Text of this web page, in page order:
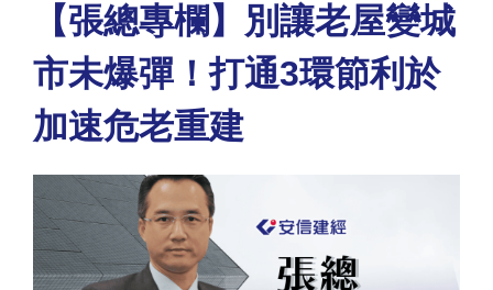
【張總專欄】別讓老屋變城
市未爆彈！打通3環節利於
加速危老重建